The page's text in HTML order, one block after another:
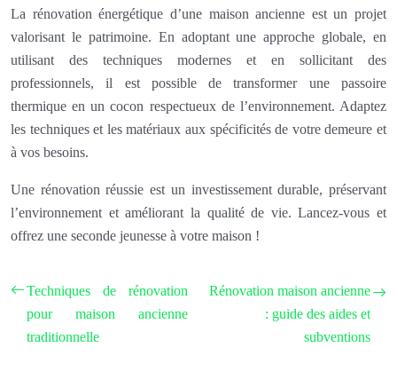
La rénovation énergétique d’une maison ancienne est un projet
valorisant le patrimoine. En adoptant une approche globale, en
utilisant des techniques modernes et en sollicitant des
professionnels, il est possible de transformer une passoire
thermique en un cocon respectueux de l’environnement. Adaptez
les techniques et les matériaux aux spécificités de votre demeure et
à vos besoins.
Une rénovation réussie est un investissement durable, préservant
l’environnement et améliorant la qualité de vie. Lancez-vous et
offrez une seconde jeunesse à votre maison !
Techniques de rénovation
pour maison ancienne
traditionnelle
Rénovation maison ancienne
: guide des aides et
subventions